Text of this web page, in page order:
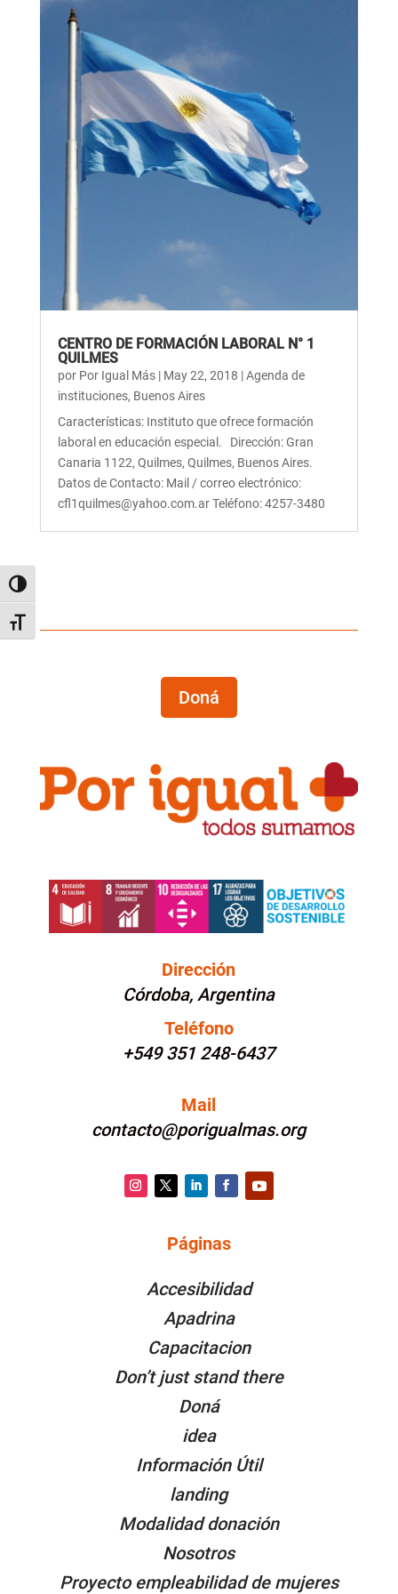
Alternar alto contraste
Alternar tamaño de letra
CENTRO DE FORMACIÓN LABORAL N° 1
QUILMES
por Por Igual Más| May 22, 2018 |Agenda de
instituciones, Buenos Aires
Características: Instituto que ofrece formación
laboral en educación especial. Dirección: Gran
Canaria 1122, Quilmes, Quilmes, Buenos Aires.
Datos de Contacto: Mail / correo electrónico:
cfl1quilmes@yahoo.com.ar Teléfono: 4257-3480
Doná
Dirección
Córdoba, Argentina
Teléfono
+549 351 248-6437
Mail
contacto@porigualmas.org
Facebook
Páginas
Accesibilidad
Apadrina
Capacitacion
Don’t just stand there
Doná
idea
Información Útil
landing
Modalidad donación
Nosotros
Proyecto empleabilidad de mujeres